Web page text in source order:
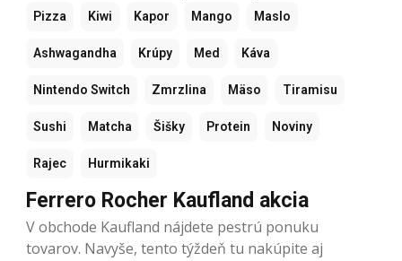
Pizza Kiwi Kapor Mango Maslo
Ashwagandha Krúpy Med Káva
Nintendo Switch Zmrzlina Mäso Tiramisu
Sushi Matcha Šišky Protein Noviny
Rajec Hurmikaki
Ferrero Rocher Kaufland akcia
V obchode Kaufland nájdete pestrú ponuku
tovarov. Navyše, tento týždeň tu nakúpite aj